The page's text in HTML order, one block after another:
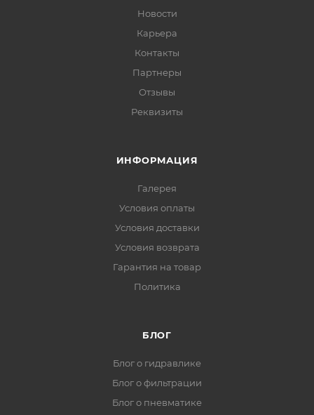
Новости
Карьера
Контакты
Партнеры
Отзывы
Реквизиты
ИНФОРМАЦИЯ
Галерея
Условия оплаты
Условия доставки
Условия возврата
Гарантия на товар
Политика
БЛОГ
Блог о гидравлике
Блог о фильтрации
Блог о пневматике